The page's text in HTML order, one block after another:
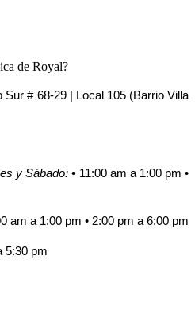
de Royal?
Sur # 68-29 | Local 105 (Barrio Villa
y Sábado: • 11:00 am a 1:00 pm •
am a 1:00 pm • 2:00 pm a 6:00 pm
5:30 pm